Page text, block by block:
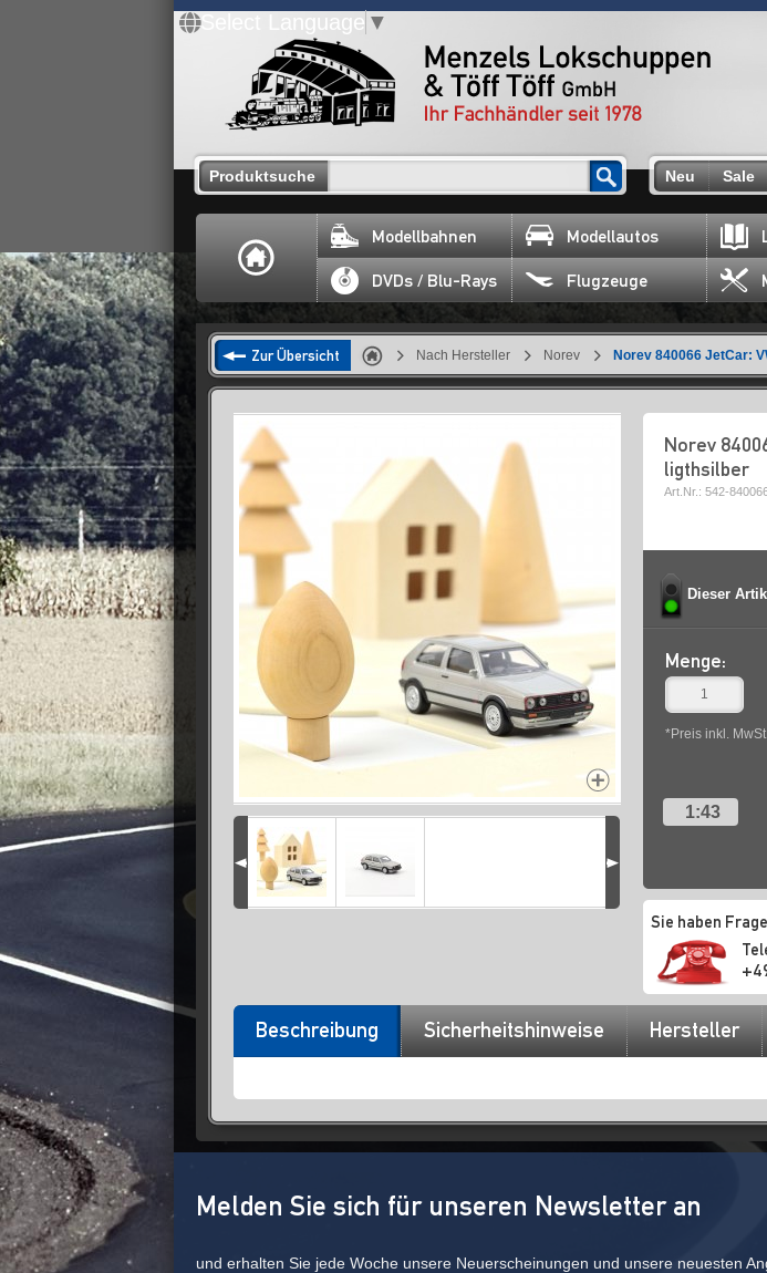
Select Language ▼
Produktsuche Neu Sale
Modellbahnen Modellautos
DVDs / Blu-Rays Flugzeuge
Zur Übersicht Nach Hersteller Norev Norev 840066 JetCar:
Norev
ligthsilber
Art.Nr.: 542-
Dieser
Menge:
*Preis inkl.
1:43
Sie haben
Beschreibung Sicherheitshinweise Hersteller
Melden Sie sich für unseren Newsletter an
und erhalten Sie jede Woche unsere Neuerscheinungen und unsere neuesten